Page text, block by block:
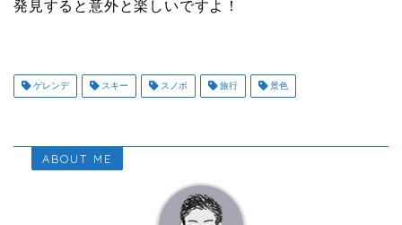
発見すると意外と楽しいですよ！
ゲレンデ スキー スノボ 旅行 景色
ABOUT ME